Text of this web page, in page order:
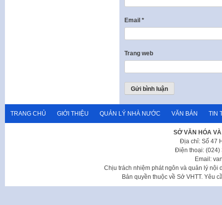
Email *
Trang web
TRANG CHỦ GIỚI THIỆU QUẢN LÝ NHÀ NƯỚC VĂN BẢN TIN
SỞ VĂN HÓA
Địa chỉ: Số 47
Điện thoại: (024)
Email:
Chịu trách nhiệm phát ngôn và quản lý nội
Bản quyền thuộc về Sở VHTT. Yêu